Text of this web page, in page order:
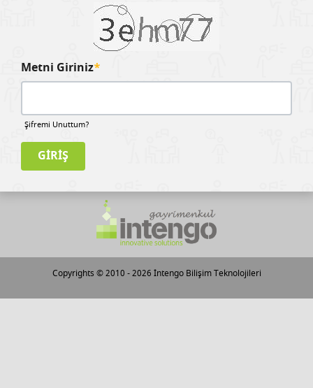
Metni Giriniz*
Şifremi Unuttum?
Copyrights © 2010 - 2026 İntengo Bilişim Teknolojileri